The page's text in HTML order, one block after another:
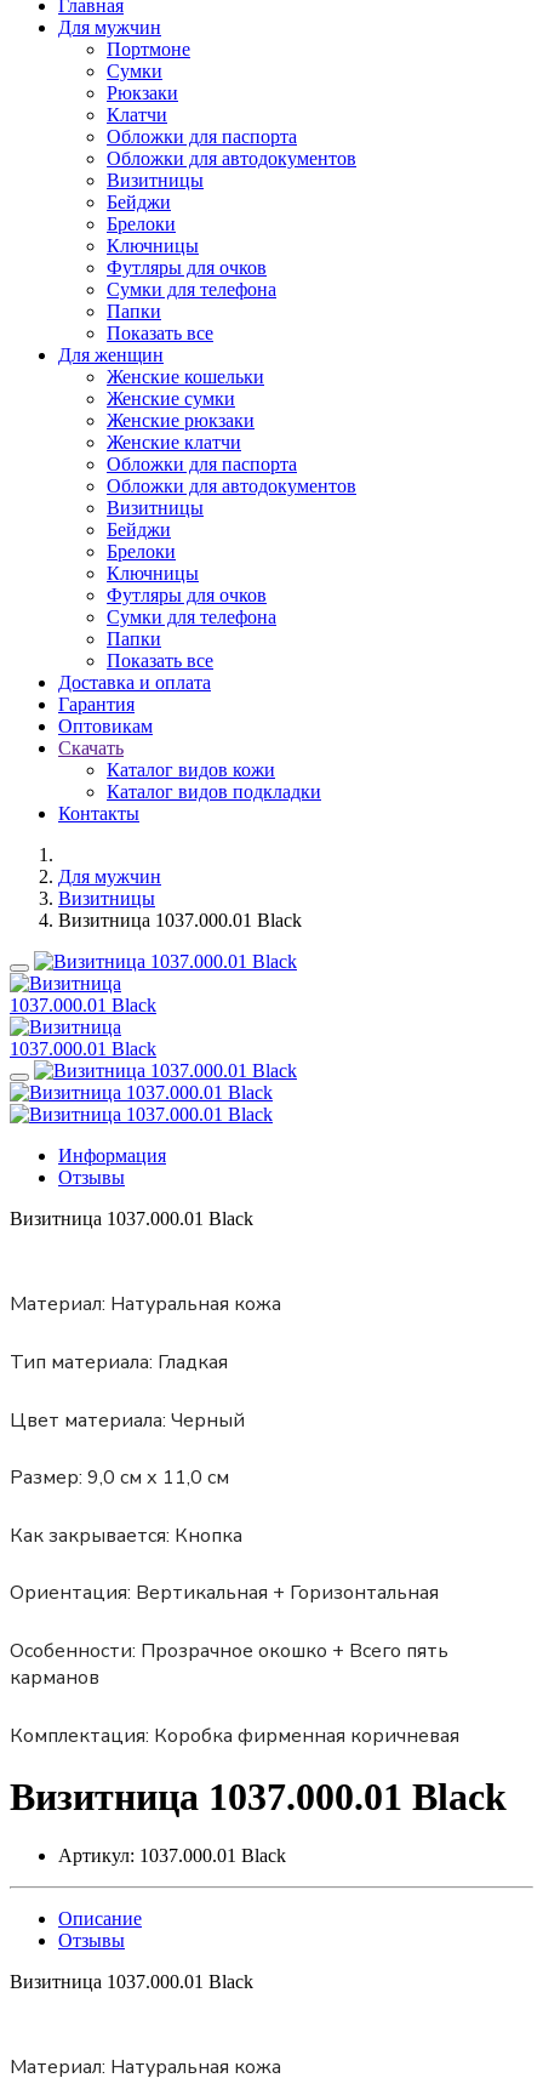
Главная
Для мужчин
Портмоне
Сумки
Рюкзаки
Клатчи
Обложки для паспорта
Обложки для автодокументов
Визитницы
Бейджи
Брелоки
Ключницы
Футляры для очков
Сумки для телефона
Папки
Показать все
Для женщин
Женские кошельки
Женские сумки
Женские рюкзаки
Женские клатчи
Обложки для паспорта
Обложки для автодокументов
Визитницы
Бейджи
Брелоки
Ключницы
Футляры для очков
Сумки для телефона
Папки
Показать все
Доставка и оплата
Гарантия
Оптовикам
Скачать
Каталог видов кожи
Каталог видов подкладки
Контакты
Для мужчин
Визитницы
Визитница 1037.000.01 Black
Информация
Отзывы
Визитница 1037.000.01 Black
Материал: Натуральная кожа
Тип материала: Гладкая
Цвет материала: Черный
Размер: 9,0 см х 11,0 см
Как закрывается: Кнопка
Ориентация: Вертикальная + Горизонтальная
Особенности: Прозрачное окошко + Всего пять
карманов
Комплектация: Коробка фирменная коричневая
Визитница 1037.000.01 Black
Артикул: 1037.000.01 Black
Описание
Отзывы
Визитница 1037.000.01 Black
Материал: Натуральная кожа